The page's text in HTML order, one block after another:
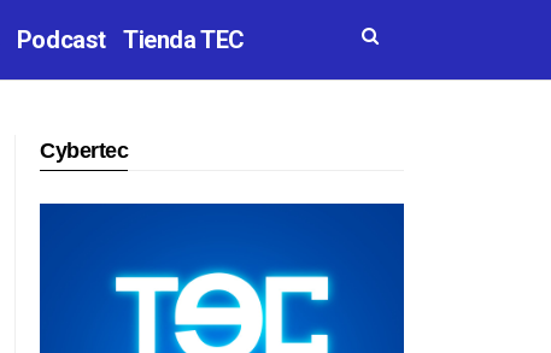
Podcast Tienda TEC
Cybertec